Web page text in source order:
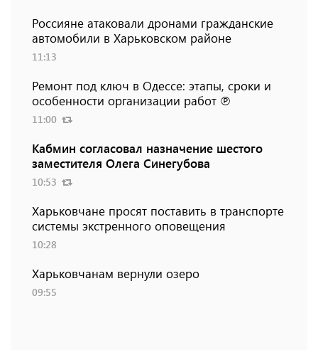
Россияне атаковали дронами гражданские
автомобили в Харьковском районе
11:13
Ремонт под ключ в Одессе: этапы, сроки и
особенности организации работ ℗
11:00
Кабмин согласовал назначение шестого
заместителя Олега Синегубова
10:53
Харьковчане просят поставить в транспорте
системы экстренного оповещения
10:28
Харьковчанам вернули озеро
09:55